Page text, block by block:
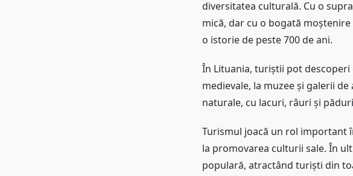
diversitatea culturală. Cu o
mică, dar cu o bogată
o istorie de peste 700 de ani.
În Lituania, turiștii pot
medievale, la muzee și galerii
naturale, cu lacuri, râuri și
Turismul joacă un rol important
la promovarea culturii sale. În
populară, atractând turiști din